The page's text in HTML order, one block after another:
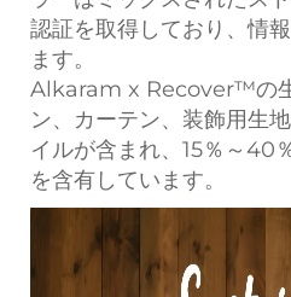
認証を取得しており、情
ます。
Alkaram x Recover™の
ン、カーテン、装飾用生
イルが含まれ、15％～40
を含有しています。